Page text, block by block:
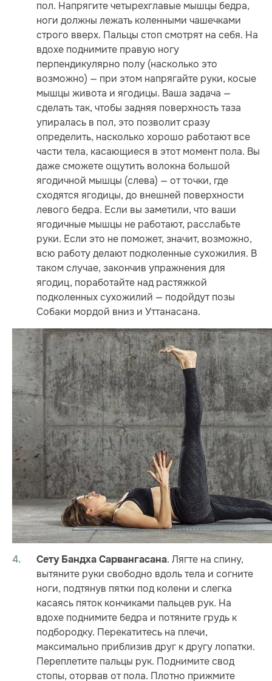
пол. Напрягите четырехглавые мышцы бедра,
ноги должны лежать коленными чашечками
строго вверх. Пальцы стоп смотрят на себя. На
вдохе поднимите правую ногу
перпендикулярно полу (насколько это
возможно) — при этом напрягайте руки, косые
мышцы живота и ягодицы. Ваша задача —
сделать так, чтобы задняя поверхность таза
упиралась в пол, это позволит сразу
определить, насколько хорошо работают все
части тела, касающиеся в этот момент пола. Вы
даже сможете ощутить волокна большой
ягодичной мышцы (слева) — от точки, где
сходятся ягодицы, до внешней поверхности
левого бедра. Если вы заметили, что ваши
ягодичные мышцы не работают, расслабьте
руки. Если это не поможет, значит, возможно,
всю работу делают подколенные сухожилия. В
таком случае, закончив упражнения для
ягодиц, поработайте над растяжкой
подколенных сухожилий — подойдут позы
Собаки мордой вниз и Уттанасана.
Сету Бандха Сарвангасана. Лягте на спину,
вытяните руки свободно вдоль тела и согните
ноги, подтянув пятки под колени и слегка
касаясь пяток кончиками пальцев рук. На
вдохе поднимите бедра и потяните грудь к
подбородку. Перекатитесь на плечи,
максимально приблизив друг к другу лопатки.
Переплетите пальцы рук. Поднимите свод
стопы, оторвав от пола. Плотно прижмите